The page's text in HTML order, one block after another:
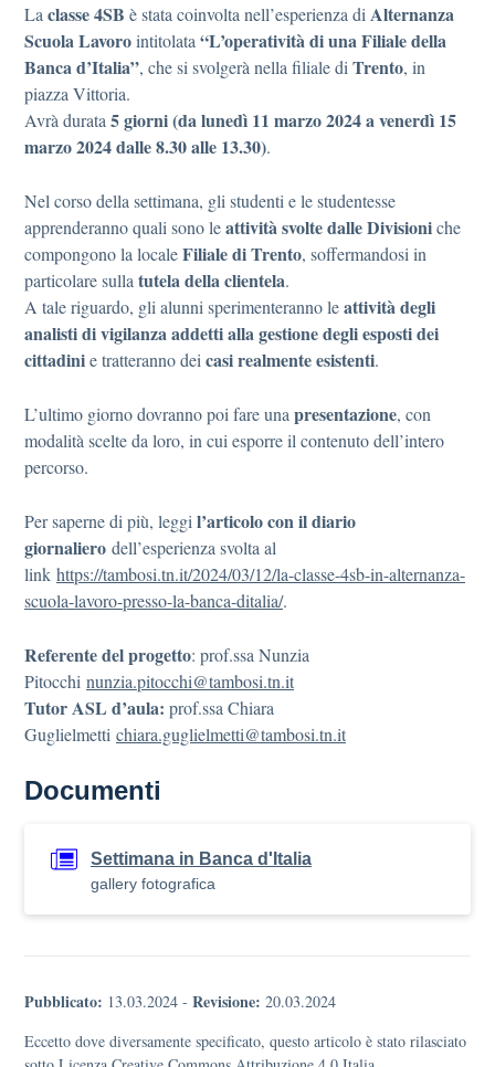
La classe 4SB è stata coinvolta nell’esperienza di Alternanza
Scuola Lavorointitolata “L’operatività di una Filiale della
Banca d’Italia”, che si svolgerà nella filiale di Trento, in
piazza Vittoria.
Avrà durata 5 giorni (da lunedì 11 marzo 2024 a venerdì 15
marzo 2024 dalle 8.30 alle 13.30).
Nel corso della settimana, gli studenti e le studentesse
apprenderanno quali sono leattività svolte dalle Divisioniche
compongono la localeFiliale di Trento, soffermandosi in
particolare sulla tutela della clientela.
A tale riguardo, gli alunni sperimenteranno leattività degli
analisti di vigilanza addetti alla gestione degli esposti dei
cittadinie tratteranno dei casi realmente esistenti.
L’ultimo giorno dovranno poi fare una presentazione, con
modalità scelte da loro, in cui esporre il contenuto dell’intero
percorso.
Per saperne di più, leggi l’articolo con il diario
giornaliero dell’esperienza svolta al
link https://tambosi.tn.it/2024/03/12/la-classe-4sb-in-alternanza-
scuola-lavoro-presso-la-banca-ditalia/.
Referente del progetto: prof.ssa Nunzia
Pitocchi nunzia.pitocchi@tambosi.tn.it
Tutor ASL d’aula: prof.ssa Chiara
Guglielmetti chiara.guglielmetti@tambosi.tn.it
Documenti
Settimana in Banca d'Italia
gallery fotografica
Pubblicato: 13.03.2024 - Revisione: 20.03.2024
Eccetto dove diversamente specificato, questo articolo è stato rilasciato